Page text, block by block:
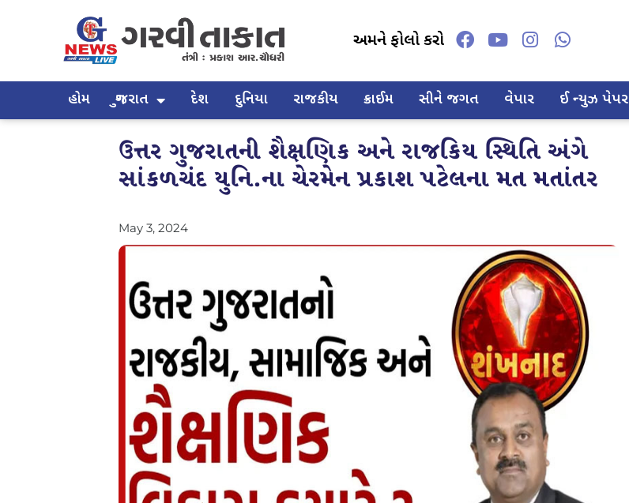
અમને ફોલો કરો
હોમ ગુજરાત દેશ દુનિયા રાજકીય ક્રાઈમ સીને જગત વેપાર ઈ ન્યુઝ પેપર
ઉત્તર ગુજરાતની શૈક્ષણિક અને રાજકિય સ્થિતિ અંગે
સાંકળચંદ યુનિ.ના ચેરમેન પ્રકાશ પટેલના મત મતાંતર
May 3, 2024